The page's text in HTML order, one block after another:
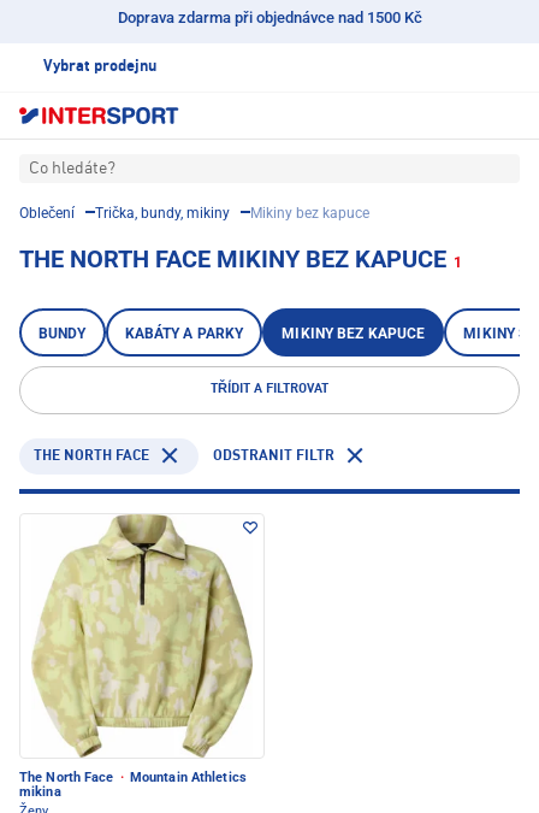
Doprava zdarma při objednávce nad 1500 Kč
Vybrat prodejnu
Co hledáte?
Oblečení Trička, bundy, mikiny Mikiny bez kapuce
THE NORTH FACE MIKINY BEZ KAPUCE 1
BUNDY KABÁTY A PARKY MIKINY BEZ KAPUCE MIKINY S
TŘÍDIT A FILTROVAT
THE NORTH FACE ODSTRANIT FILTR
The North Face · Mountain Athletics
mikina